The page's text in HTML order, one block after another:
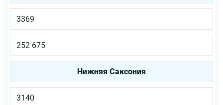
3369
252 675
Нижняя Саксония
3140